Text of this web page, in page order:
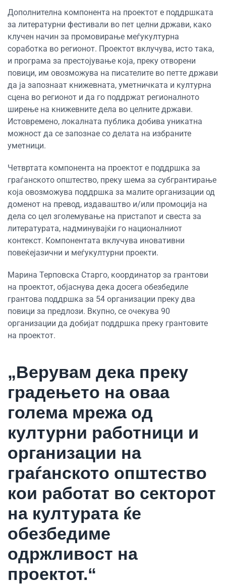
Дополнителна компонента на проектот е поддршката
за литературни фестивали во пет целни држави, како
клучен начин за промовирање меѓукултурна
соработка во регионот. Проектот вклучува, исто така,
и програма за престојување која, преку отворени
повици, им овозможува на писателите во петте држави
да ја запознаат книжевната, уметничката и културна
сцена во регионот и да го поддржат регионалното
ширење на книжевните дела во целните држави.
Истовремено, локалната публика добива уникатна
можност да се запознае со делата на избраните
уметници.
Четвртата компонента на проектот е поддршка за
граѓанското општество, преку шема за субгрантирање
која овозможува поддршка за малите организации од
доменот на превод, издаваштво и/или промоција на
дела со цел зголемување на пристапот и свеста за
литературата, надминувајќи го националниот
контекст. Компонентата вклучува иновативни
повеќејазични и меѓукултурни проекти.
Марина Терповска Старго, координатор за грантови
на проектот, објаснува дека досега обезбедиле
грантова поддршка за 54 организации преку два
повици за предлози. Вкупно, се очекува 90
организации да добијат поддршка преку грантовите
на проектот.
„Верувам дека преку
градењето на оваа
голема мрежа од
културни работници и
организации на
граѓанското општество
кои работат во секторот
на културата ќе
обезбедиме
одржливост на
проектот.“